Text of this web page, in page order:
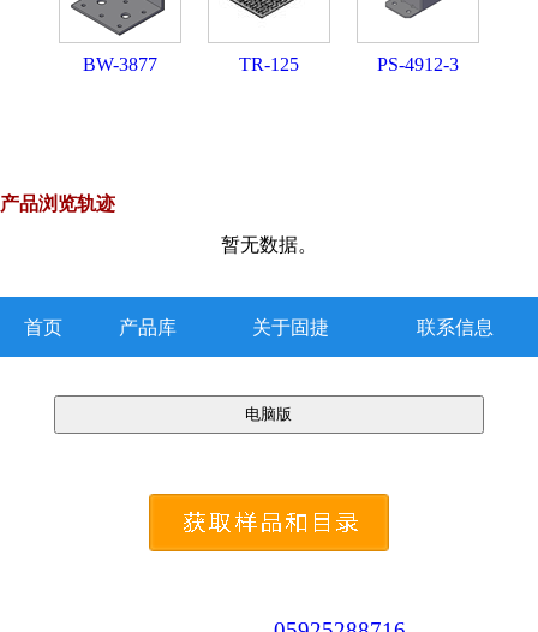
BW-3877 TR-125 PS-4912-3
产品浏览轨迹
暂无数据。
首页 产品库 关于固捷 联系信息